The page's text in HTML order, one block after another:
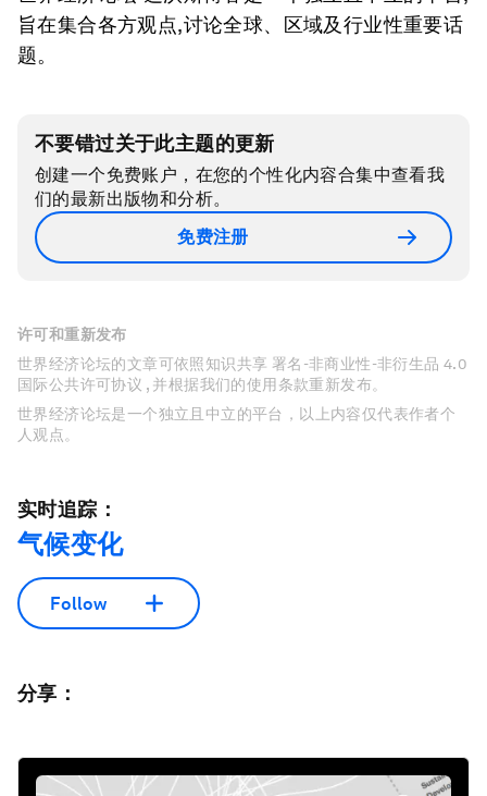
旨在集合各方观点,讨论全球、区域及行业性重要话
题。
不要错过关于此主题的更新
创建一个免费账户，在您的个性化内容合集中查看我
们的最新出版物和分析。
免费注册
许可和重新发布
世界经济论坛的文章可依照知识共享 署名-非商业性-非衍生品 4.0
国际公共许可协议 , 并根据我们的使用条款重新发布。
世界经济论坛是一个独立且中立的平台，以上内容仅代表作者个
人观点。
实时追踪：
气候变化
Follow
分享：